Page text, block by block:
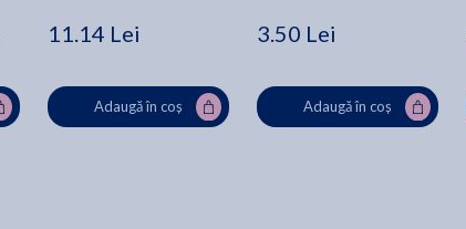
11.14 Lei
Adaugă în coș
3.50 Lei
Adaugă în coș